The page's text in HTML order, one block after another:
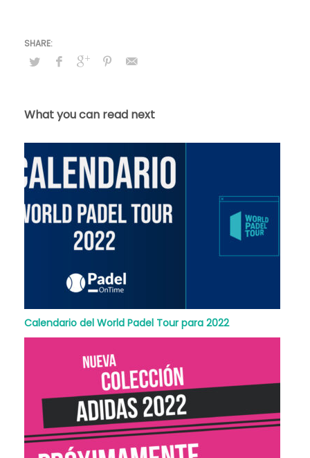
What you can read next
Calendario del World Padel Tour para 2022